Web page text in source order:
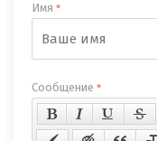
Имя *
Сообщение *